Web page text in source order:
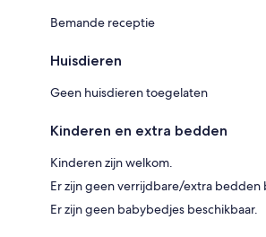
Bemande receptie
Huisdieren
Geen huisdieren toegelaten
Kinderen en extra bedden
Kinderen zijn welkom.
Er zijn geen verrijdbare/extra bedden
Er zijn geen babybedjes beschikbaar.